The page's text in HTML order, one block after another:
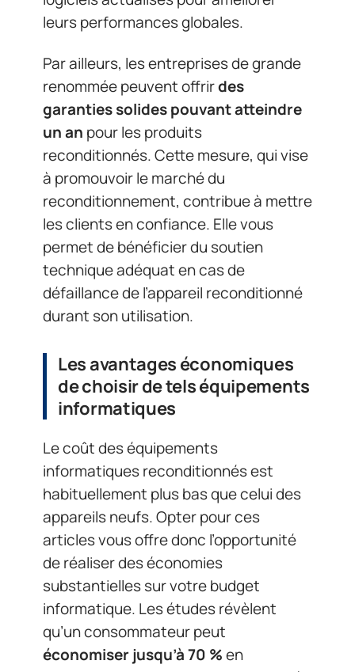
leurs performances globales.
Par ailleurs, les entreprises de grande
renommée peuvent offrirdes
garanties solides pouvant atteindre
un an pour les produits
reconditionnés. Cette mesure, qui vise
à promouvoir le marché du
reconditionnement, contribue à mettre
les clients en confiance. Elle vous
permet de bénéficier du soutien
technique adéquat en cas de
défaillance de l’appareil reconditionné
durant son utilisation.
Les avantages économiques
de choisir de tels équipements
informatiques
Le coût des équipements
informatiques reconditionnés est
habituellement plus bas que celui des
appareils neufs. Opter pour ces
articles vous offre donc l’opportunité
de réaliser des économies
substantielles sur votre budget
informatique. Les études révèlent
qu’un consommateur peut
économiser jusqu’à 70 %en